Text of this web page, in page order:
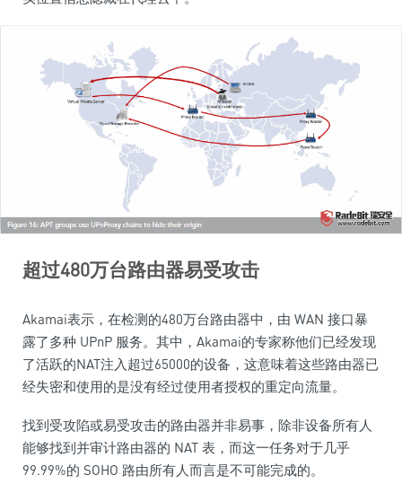
超过480万台路由器易受攻击
Akamai表示，在检测的480万台路由器中，由 WAN 接口暴
露了多种 UPnP 服务。其中，Akamai的专家称他们已经发现
了活跃的NAT注入超过65000的设备，这意味着这些路由器已
经失密和使用的是没有经过使用者授权的重定向流量。
找到受攻陷或易受攻击的路由器并非易事，除非设备所有人
能够找到并审计路由器的 NAT 表，而这一任务对于几乎
99.99%的 SOHO 路由所有人而言是不可能完成的。